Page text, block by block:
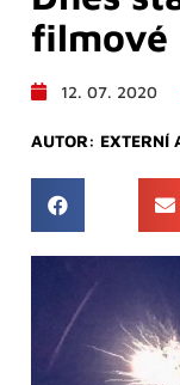
filmové
12. 07. 2020
AUTOR: EXTERNÍ